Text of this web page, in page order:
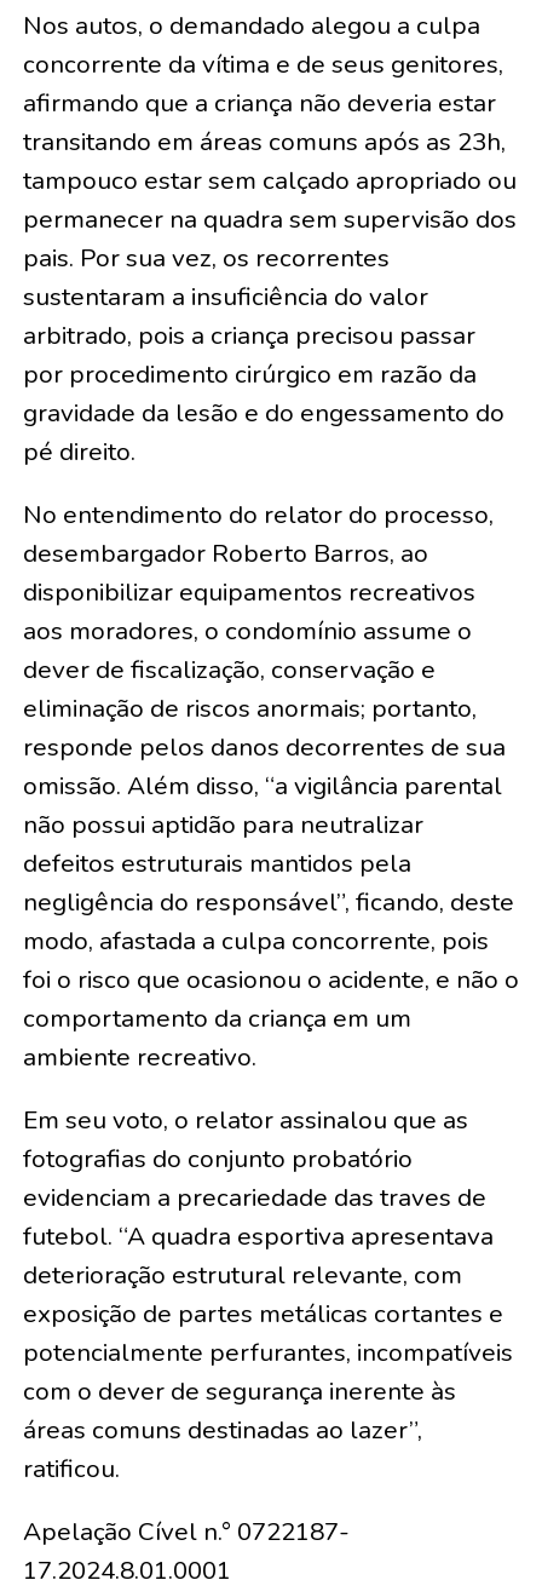
Nos autos, o demandado alegou a culpa
concorrente da vítima e de seus genitores,
afirmando que a criança não deveria estar
transitando em áreas comuns após as 23h,
tampouco estar sem calçado apropriado ou
permanecer na quadra sem supervisão dos
pais. Por sua vez, os recorrentes
sustentaram a insuficiência do valor
arbitrado, pois a criança precisou passar
por procedimento cirúrgico em razão da
gravidade da lesão e do engessamento do
pé direito.
No entendimento do relator do processo,
desembargador Roberto Barros, ao
disponibilizar equipamentos recreativos
aos moradores, o condomínio assume o
dever de fiscalização, conservação e
eliminação de riscos anormais; portanto,
responde pelos danos decorrentes de sua
omissão. Além disso, “a vigilância parental
não possui aptidão para neutralizar
defeitos estruturais mantidos pela
negligência do responsável”, ficando, deste
modo, afastada a culpa concorrente, pois
foi o risco que ocasionou o acidente, e não o
comportamento da criança em um
ambiente recreativo.
Em seu voto, o relator assinalou que as
fotografias do conjunto probatório
evidenciam a precariedade das traves de
futebol. “A quadra esportiva apresentava
deterioração estrutural relevante, com
exposição de partes metálicas cortantes e
potencialmente perfurantes, incompatíveis
com o dever de segurança inerente às
áreas comuns destinadas ao lazer”,
ratificou.
Apelação Cível n.° 0722187-
17.2024.8.01.0001